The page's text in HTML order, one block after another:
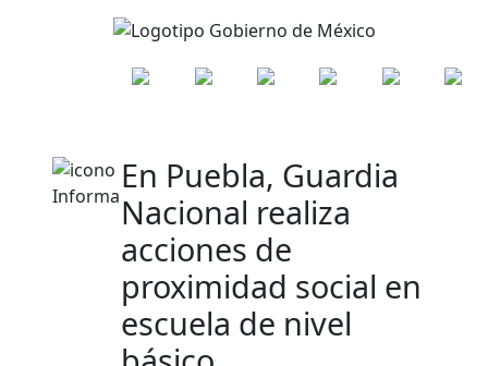
En Puebla, Guardia
Nacional realiza
acciones de
proximidad social en
escuela de nivel